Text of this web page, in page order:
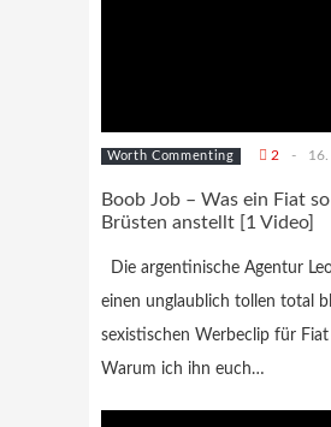
Worth Commenting 2 -
Boob Job – Was ein Fiat
Brüsten anstellt [1 Video]
Die argentinische Agentur
einen unglaublich tollen total
sexistischen Werbeclip für
Warum ich ihn euch…